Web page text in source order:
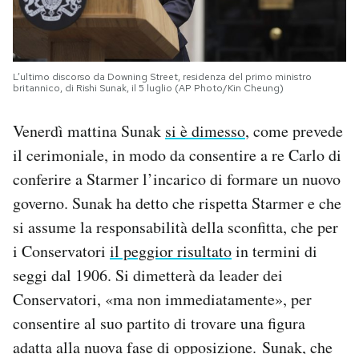
L’ultimo discorso da Downing Street, residenza del primo ministro
britannico, di Rishi Sunak, il 5 luglio (AP Photo/Kin Cheung)
Venerdì mattina Sunak si è dimesso, come prevede
il cerimoniale, in modo da consentire a re Carlo di
conferire a Starmer l’incarico di formare un nuovo
governo. Sunak ha detto che rispetta Starmer e che
si assume la responsabilità della sconfitta, che per
i Conservatori il peggior risultatoin termini di
seggi dal 1906. Si dimetterà da leader dei
Conservatori, «ma non immediatamente», per
consentire al suo partito di trovare una figura
adatta alla nuova fase di opposizione. Sunak, che